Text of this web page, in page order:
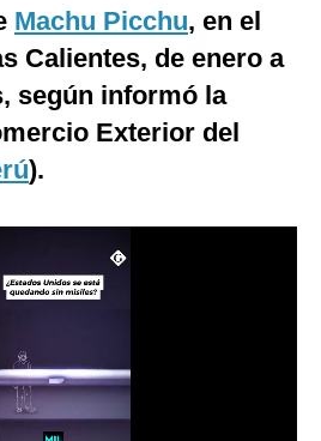
Machu Picchu, en el
Calientes, de enero a
según informó la
Exterior del
).